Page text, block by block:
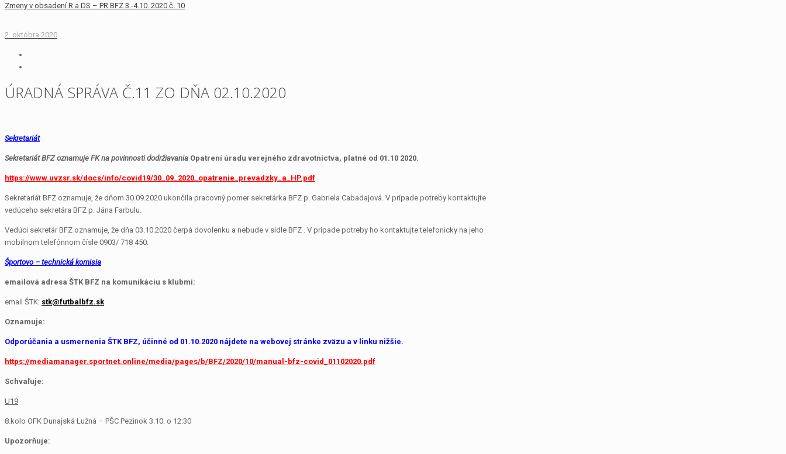
Zmeny v obsadení R a DS – PR BFZ 3.-4.10. 2020 č. 10
2. októbra 2020
ÚRADNÁ SPRÁVA Č.11 ZO DŇA 02.10.2020
Sekretariát
Sekretariát BFZ oznamuje FK na povinnosti dodržiavania Opatrení úradu verejného zdravotníctva, platné od 01.10 2020.
https://www.uvzsr.sk/docs/info/covid19/30_09_2020_opatrenie_prevadzky_a_HP.pdf
Sekretariát BFZ oznamuje, že dňom 30.09.2020 ukončila pracovný pomer sekretárka BFZ p. Gabriela Cabadajová. V prípade potreby kontaktujte
vedúceho sekretára BFZ p. Jána Farbulu.
Vedúci sekretár BFZ oznamuje, že dňa 03.10.2020 čerpá dovolenku a nebude v sídle BFZ . V prípade potreby ho kontaktujte telefonicky na jeho
mobilnom telefónnom čísle 0903/ 718 450.
Športovo – technická komisia
emailová adresa ŠTK BFZ na komunikáciu s klubmi:
email ŠTK: stk@futbalbfz.sk
Oznamuje:
Odporúčania a usmernenia ŠTK BFZ, účinné od 01.10.2020 nájdete na webovej stránke zväzu a v linku nižšie.
https://mediamanager.sportnet.online/media/pages/b/BFZ/2020/10/manual-bfz-covid_01102020.pdf
Schvaľuje:
U19
8.kolo OFK Dunajská Lužná – PŠC Pezinok 3.10. o 12:30
Upozorňuje: